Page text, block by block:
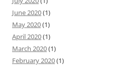
June 2020(1)
May 2020(1)
April 2020(1)
March 2020(1)
February 2020(1)